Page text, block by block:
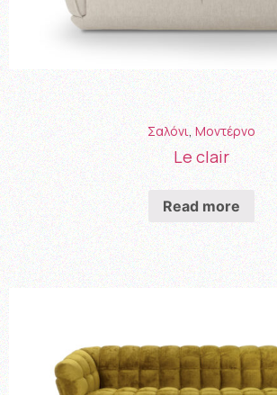
Σαλόνι, Μοντέρνο
Le clair
Read more